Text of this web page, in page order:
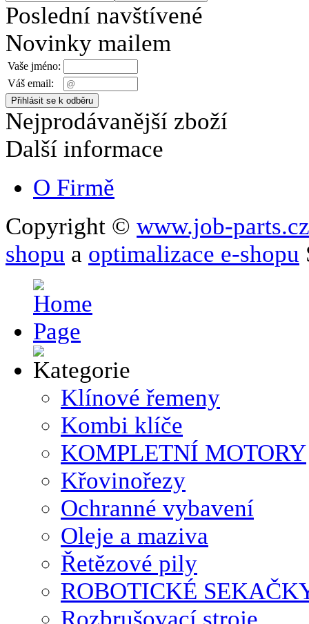
Poslední navštívené
Novinky mailem
Vaše jméno:
Váš email:
Nejprodávanější zboží
Další informace
O Firmě
Copyright © www.job-parts.cz
shopu a optimalizace e-shopu
Klínové řemeny
Kombi klíče
KOMPLETNÍ MOTORY
Křovinořezy
Ochranné vybavení
Oleje a maziva
Řetězové pily
ROBOTICKÉ